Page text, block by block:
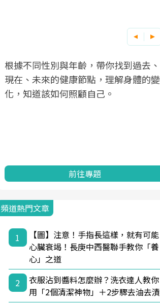
因應超高齡社會來臨，良醫健康網推動
「2025年健檢服務大調查」，以倡議健
康促進為目的，深耕健康篩檢之於台灣
前往專題
頻道熱門文章
1
【圖】注意！手指長這樣，就有可能
心臟衰竭！長庚中西醫聯手教你「養
心」之道
2
衣服沾到醬料怎麼辦？洗衣達人教你
用「2個清潔神物」＋2步驟去油去漬